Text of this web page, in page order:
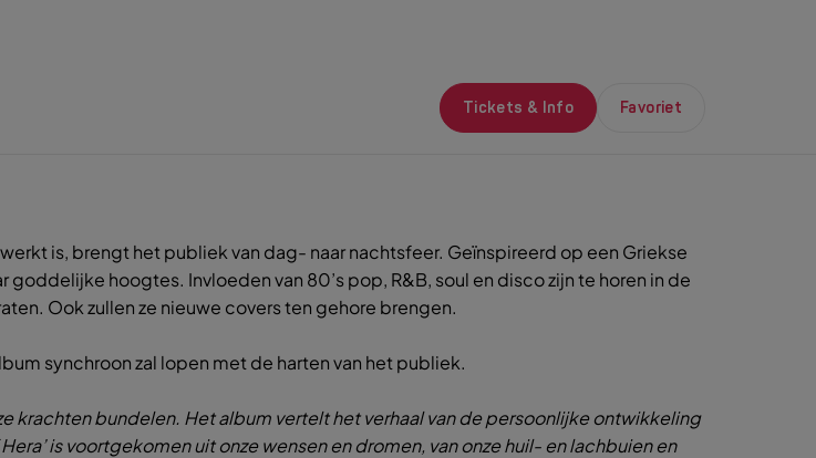
Tickets & Info Favoriet
is, brengt het publiek van dag- naar nachtsfeer. Geïnspireerd op een Griekse
hoogtes. Invloeden van 80’s pop, R&B, soul en disco zijn te horen in de
Ook zullen ze nieuwe covers ten gehore brengen.
synchroon zal lopen met de harten van het publiek.
krachten bundelen. Het album vertelt het verhaal van de persoonlijke ontwikkeling
is voortgekomen uit onze wensen en dromen, van onze huil- en lachbuien en